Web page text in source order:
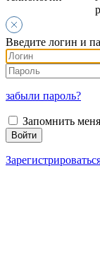
Введите логин и
забыли пароль?
Запомнить